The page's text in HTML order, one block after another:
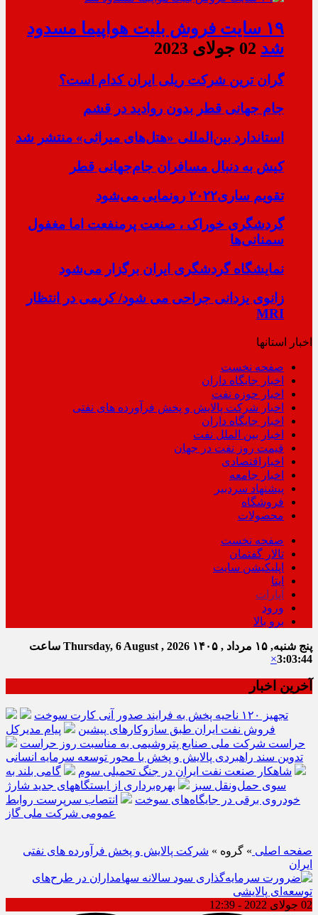
۱۹ سایت فروش بلیت هواپیما مسدود
شد 02 جولای 2023
گران ترین شرکت ریلی ایران کدام است؟
جام جهانی قطر بدون روادید در قشم
استاندارد بین‌المللی «هتل‌های میراثی» منتشر شد
کیش به دنبال مسافران جام‌جهانی قطر
تقویم ساری۲۰۲۲ رونمایی می‌شود
گردشگری خوراک ، صنعت پرمنفعت اما مغفول
سمنانی‌ها
نمایشگاه گردشگری ایران برگزار می‌شود
زانوی یزدانی جراحی می شود/ کریمی در انتظار
MRI
اخبار استانها
صفحه نخست
اخبار جایگاه داران
اخبار حوزه نفت
اخبار شرکت پالایش و پخش فرآورده های نفتی
اخبار جایگاه داران
اخبار بین الملل نفت
قیمت روز نفت در جهان
اخباراقتصادی
اخبار جامعه
پیشنهاد سردبیر
فروشگاه
محصولات
صفحه نخست
تالار گفتمان
اپلیکیشن سایت
ایتا
آپارات
ورود
برو بالا
پنج شنبه, ۱۵ مرداد , ۱۴۰۵ Thursday, 6 August , 2026 ساعت
3:03:45
×
آخرین اخبار
تجهیز ۱۲۰ ناحیه پخش به فرایند صدور آنی کارت سوخت
فروش نفت ایران طبق سازوکارهای پیشین
پیام مدیرکل
حراست شرکت ملی صنایع پتروشیمی به مناسبت روز حراست
تدوین سند راهبردی پالایش و پخش با محور توسعه سرمایه انسانی
شاهکار صنعت نفت ایران در جنگ تحمیلی سوم
گامی بلند به
سوی حمل‌ونقل سبز
بهره‌برداری از ایستگاههای جدید شارژ
خودروی برقی در جایگاه‌های سوخت
انتصاب سرپرست روابط
عمومی شرکت ملی گاز
صفحه اصلی » گروه » شرکت پالایش و پخش فرآورده های نفتی
ایران
02 جولای 2022 - 12:39